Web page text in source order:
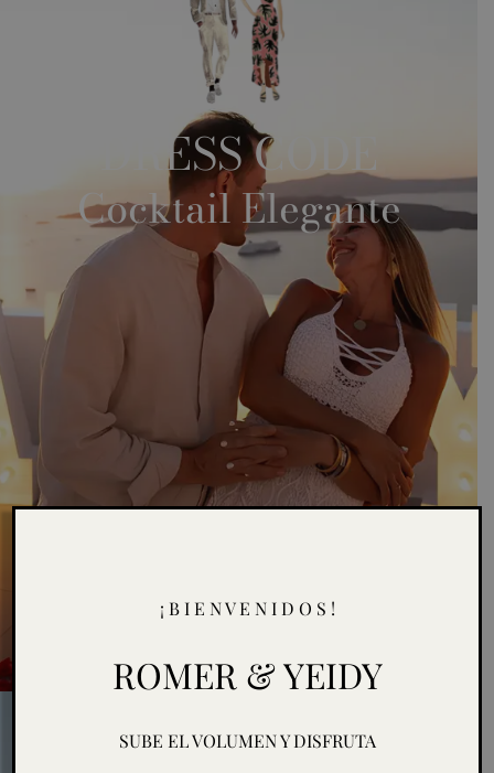
DRESS CODE
Cocktail Elegante
¡ B I E N V E N I D O S !
ROMER & YEIDY
SUBE EL VOLUMEN Y DISFRUTA